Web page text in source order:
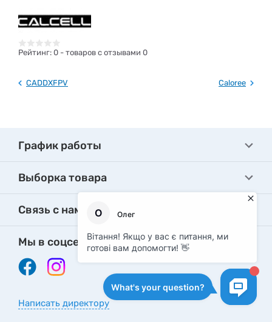
Рейтинг: 0 - товаров с отзывами 0
CADDXFPV Caloree
График работы
Выборка товара
Связь с нами
Мы в соцсетях
Написать директору